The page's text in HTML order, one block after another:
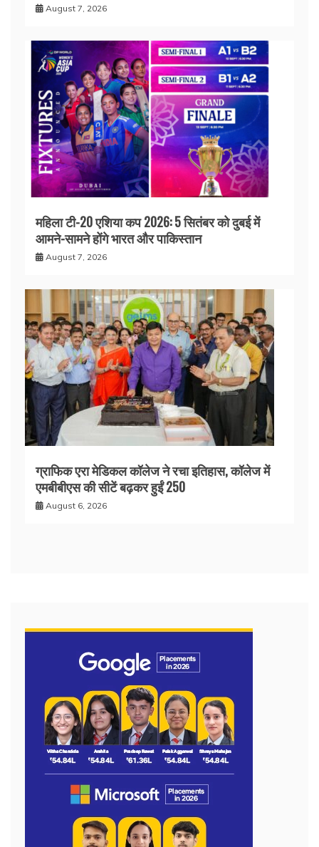
August 7, 2026
महिला टी-20 एशिया कप 2026: 5 सितंबर को दुबई में
आमने-सामने होंगे भारत और पाकिस्तान
August 7, 2026
ग्राफिक एरा मेडिकल कॉलेज ने रचा इतिहास, कॉलेज में
एमबीबीएस की सीटें बढ़कर हुईं 250
August 6, 2026